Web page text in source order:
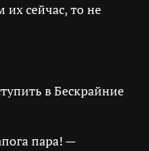
сейчас, то не
в Бескрайние
пара! —